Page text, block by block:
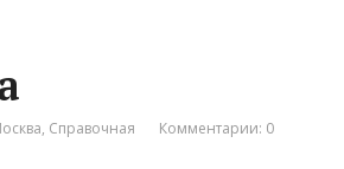
, Справочная Комментарии: 0